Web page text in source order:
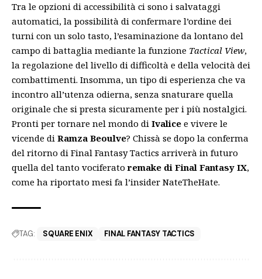
Tra le opzioni di accessibilità ci sono i salvataggi
automatici, la possibilità di confermare l’ordine dei
turni con un solo tasto, l’esaminazione da lontano del
campo di battaglia mediante la funzione Tactical View,
la regolazione del livello di difficoltà e della velocità dei
combattimenti. Insomma, un tipo di esperienza che va
incontro all’utenza odierna, senza snaturare quella
originale che si presta sicuramente per i più nostalgici.
Pronti per tornare nel mondo di Ivalice e vivere le
vicende di Ramza Beoulve? Chissà se dopo la conferma
del ritorno di Final Fantasy Tactics arriverà in futuro
quella del tanto vociferatoremake di Final Fantasy IX,
come ha riportato mesi fa l’insider NateTheHate.
TAG: SQUARE ENIX FINAL FANTASY TACTICS